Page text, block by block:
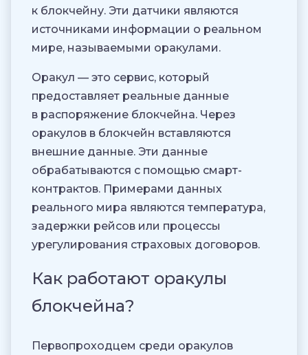
к блокчейну. Эти датчики являются
источниками информации о реальном
мире, называемыми оракулами.
Оракул — это сервис, который
предоставляет реальные данные
в распоряжение блокчейна. Через
оракулов в блокчейн вставляются
внешние данные. Эти данные
обрабатываются с помощью смарт-
контрактов. Примерами данных
реального мира являются температура,
задержки рейсов или процессы
урегулирования страховых договоров.
Как работают оракулы
блокчейна?
Первопроходцем среди оракулов